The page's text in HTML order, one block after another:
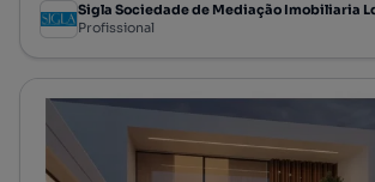
Sigla Sociedade de Mediação Imobiliaria
Profissional